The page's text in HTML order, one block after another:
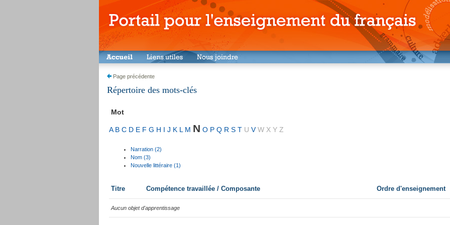
Page précédente
Répertoire des mots-clés
Mot
A B C D E F G H I J K L M N O P Q R S T U V W X Y Z
Narration (2)
Nom (3)
Nouvelle littéraire (1)
Titre Compétence travaillée / Composante Ordre d'enseignement
Aucun objet d'apprentissage